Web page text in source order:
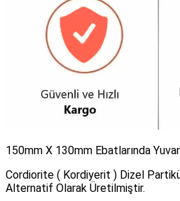
150mm X 130mm Ebatlarında
Cordiorite ( Kordiyerit ) Dizel
Alternatif Olarak Üretilmiştir.